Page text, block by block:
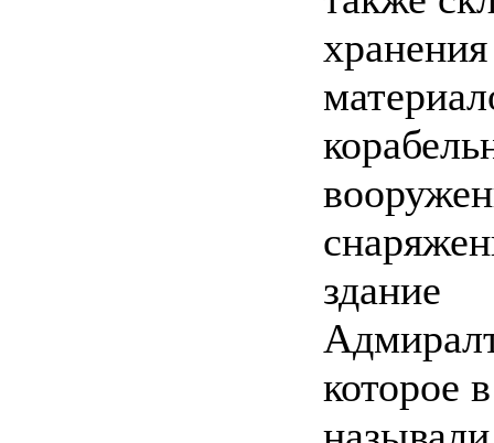
здание
которое